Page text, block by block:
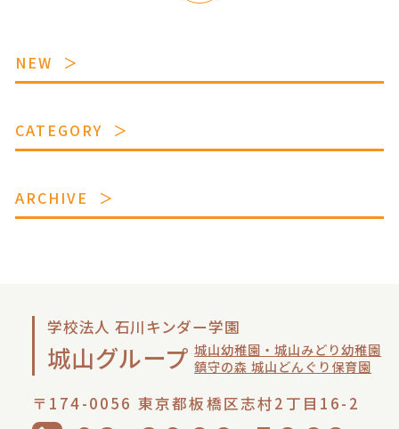
NEW
CATEGORY
ARCHIVE
学校法人 石川キンダー学園
城山グループ 城山幼稚園・城山みどり幼稚園
鎮守の森 城山どんぐり保育園
〒174-0056 東京都板橋区志村2丁目16-2